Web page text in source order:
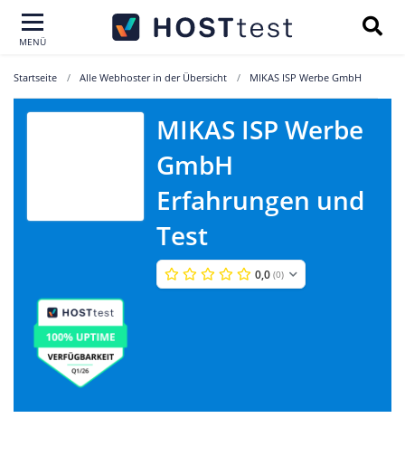
MENÜ
Startseite Alle Webhoster in der Übersicht MIKAS ISP Werbe GmbH
MIKAS ISP Werbe
GmbH
Erfahrungen und
Test
0,0 (0)